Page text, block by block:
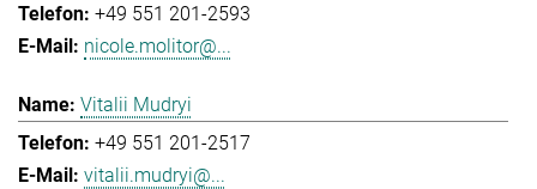
+49 551 201-2593
nicole.molitor@...
Vitalii Mudryi
+49 551 201-2517
vitalii.mudryi@...